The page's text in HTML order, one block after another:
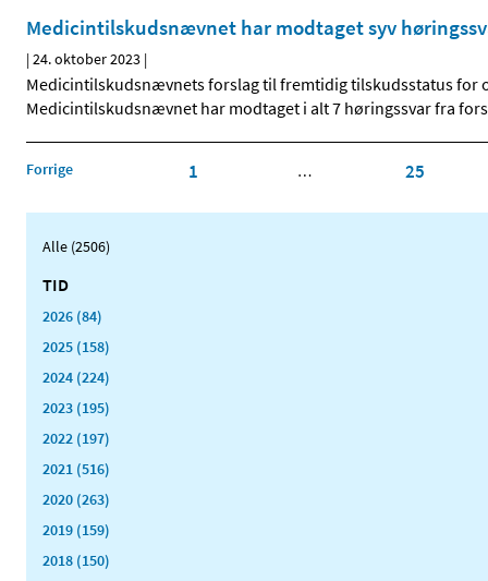
Medicintilskudsnævnet har modtaget syv
|24. oktober 2023 |
Medicintilskudsnævnets forslag til fremtidig tilskudsstatus for
Medicintilskudsnævnet har modtaget i alt 7 høringssvar fra
Forrige 1 … 25
Alle (2506)
TID
2026 (84)
2025 (158)
2024 (224)
2023 (195)
2022 (197)
2021 (516)
2020 (263)
2019 (159)
2018 (150)